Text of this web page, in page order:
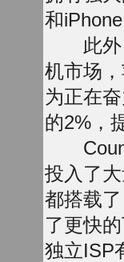
和iPhone
此外，
机市场
为正在
的2%，
投入了
都搭载
了更快
独立ISP